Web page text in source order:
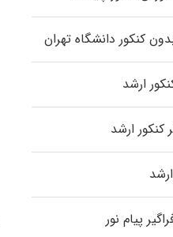
کنکور دانشگاه تهران
ارشد
کنکور ارشد
پیام نور